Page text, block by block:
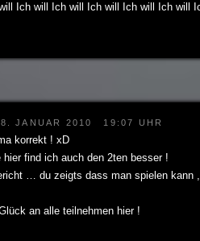
Ich will Ich will Ich will Ich will Ich will
8. JANUAR 2010 19:07 UHR
korrekt ! xD
find ich auch den 2ten besser !
… du zeigts dass man spielen
an alle teilnehmen hier !